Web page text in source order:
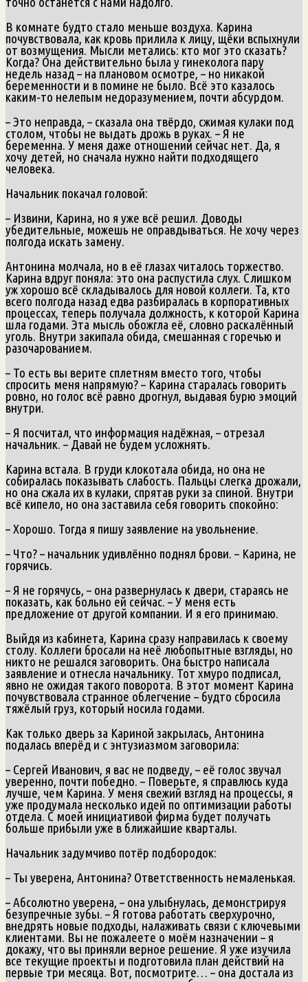
В комнате будто стало меньше воздуха. Карина
почувствовала, как кровь прилила к лицу, щёки вспыхнули
от возмущения. Мысли метались: кто мог это сказать?
Когда? Она действительно была у гинеколога пару
недель назад – на плановом осмотре, – но никакой
беременности и в помине не было. Всё это казалось
каким‑то нелепым недоразумением, почти абсурдом.
– Это неправда, – сказала она твёрдо, сжимая кулаки под
столом, чтобы не выдать дрожь в руках. – Я не
беременна. У меня даже отношений сейчас нет. Да, я
хочу детей, но сначала нужно найти подходящего
человека.
Начальник покачал головой:
– Извини, Карина, но я уже всё решил. Доводы
убедительные, можешь не оправдываться. Не хочу через
полгода искать замену.
Антонина молчала, но в её глазах читалось торжество.
Карина вдруг поняла: это она распустила слух. Слишком
уж хорошо всё складывалось для новой коллеги. Та, кто
всего полгода назад едва разбиралась в корпоративных
процессах, теперь получала должность, к которой Карина
шла годами. Эта мысль обожгла её, словно раскалённый
уголь. Внутри закипала обида, смешанная с горечью и
разочарованием.
– То есть вы верите сплетням вместо того, чтобы
спросить меня напрямую? – Карина старалась говорить
ровно, но голос всё равно дрогнул, выдавая бурю эмоций
внутри.
– Я посчитал, что информация надёжная, – отрезал
начальник. – Давай не будем усложнять.
Карина встала. В груди клокотала обида, но она не
собиралась показывать слабость. Пальцы слегка дрожали,
но она сжала их в кулаки, спрятав руки за спиной. Внутри
всё кипело, но она заставила себя говорить спокойно:
– Хорошо. Тогда я пишу заявление на увольнение.
– Что? – начальник удивлённо поднял брови. – Карина, не
горячись.
– Я не горячусь, – она развернулась к двери, стараясь не
показать, как больно ей сейчас. – У меня есть
предложение от другой компании. И я его принимаю.
Выйдя из кабинета, Карина сразу направилась к своему
столу. Коллеги бросали на неё любопытные взгляды, но
никто не решался заговорить. Она быстро написала
заявление и отнесла начальнику. Тот хмуро подписал,
явно не ожидая такого поворота. В этот момент Карина
почувствовала странное облегчение – будто сбросила
тяжёлый груз, который носила годами.
Как только дверь за Кариной закрылась, Антонина
подалась вперёд и с энтузиазмом заговорила:
– Сергей Иванович, я вас не подведу, – её голос звучал
уверенно, почти победно. – Поверьте, я справлюсь куда
лучше, чем Карина. У меня свежий взгляд на процессы, я
уже продумала несколько идей по оптимизации работы
отдела. С моей инициативой фирма будет получать
больше прибыли уже в ближайшие кварталы.
Начальник задумчиво потёр подбородок:
– Ты уверена, Антонина? Ответственность немаленькая.
– Абсолютно уверена, – она улыбнулась, демонстрируя
безупречные зубы. – Я готова работать сверхурочно,
внедрять новые подходы, налаживать связи с ключевыми
клиентами. Вы не пожалеете о моём назначении – я
докажу, что вы приняли верное решение. Я уже изучила
все текущие проекты и подготовила план действий на
первые три месяца. Вот, посмотрите… – она достала из